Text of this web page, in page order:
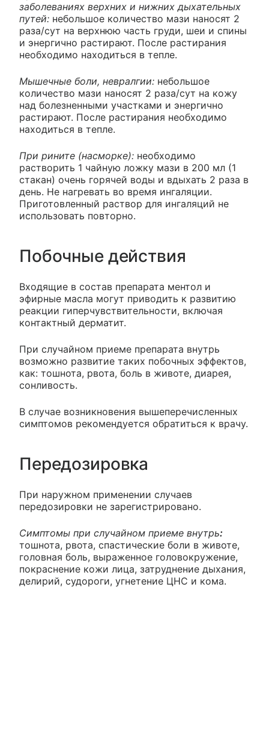
заболеваниях верхних и нижних дыхательных
путей: небольшое количество мази наносят 2
раза/сут на верхнюю часть груди, шеи и спины
и энергично растирают. После растирания
необходимо находиться в тепле.
Мышечные боли, невралгии: небольшое
количество мази наносят 2 раза/сут на кожу
над болезненными участками и энергично
растирают. После растирания необходимо
находиться в тепле.
При рините (насморке): необходимо
растворить 1 чайную ложку мази в 200 мл (1
стакан) очень горячей воды и вдыхать 2 раза в
день. Не нагревать во время ингаляции.
Приготовленный раствор для ингаляций не
использовать повторно.
Побочные действия
Входящие в состав препарата ментол и
эфирные масла могут приводить к развитию
реакции гиперчувствительности, включая
контактный дерматит.
При случайном приеме препарата внутрь
возможно развитие таких побочных эффектов,
как: тошнота, рвота, боль в животе, диарея,
сонливость.
В случае возникновения вышеперечисленных
симптомов рекомендуется обратиться к врачу.
Передозировка
При наружном применении случаев
передозировки не зарегистрировано.
Симптомы при случайном приеме внутрь:
тошнота, рвота, спастические боли в животе,
головная боль, выраженное головокружение,
покраснение кожи лица, затруднение дыхания,
делирий, судороги, угнетение ЦНС и кома.